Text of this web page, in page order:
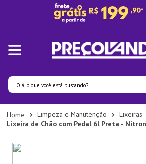
Olá, o que você está buscando?
Limpeza e Manutenção Lixeiras
Lixeira de Chão com Pedal 6l Preta - Nitron
Termos mais buscados
1º
Pratos
2º
Panelas